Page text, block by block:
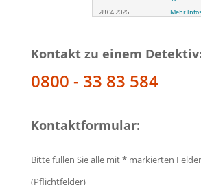
Kontakt zu einem Detektiv:
0800 - 33 83 584
Kontaktformular:
Bitte füllen Sie alle mit * markierten
(Pflichtfelder)